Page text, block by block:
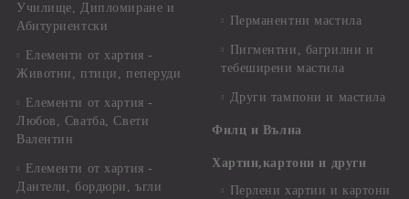
Училище, Дипломиране и
Абитуриентски
Елементи от хартия -
Животни, птици, пеперуди
Елементи от хартия -
Любов, Сватба, Свети
Валентин
Елементи от хартия -
Дантели, бордюри, ъгли
Перманентни мастила
Пигментни, багрилни и
тебеширени мастила
Други тампони и мастила
Филц и Вълна
Хартии,картони и други
Перлени хартии и картони